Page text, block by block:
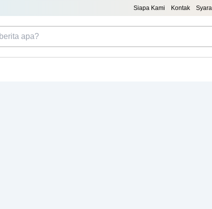
Siapa Kami Kontak